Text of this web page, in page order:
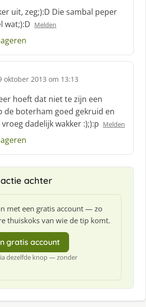
uit, zeg;):D Die sambal peper
wat;):D Melden
oktober 2013 om 13:13
hoeft dat niet te zijn een
de boterham goed gekruid en
dadelijk wakker :);):p Melden
achter
met een gratis account — zo
thuiskoks van wie de tip komt.
gratis account
dezelfde knop — zonder